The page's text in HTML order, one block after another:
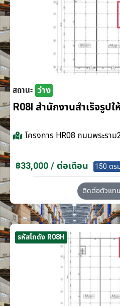
สถานะ ว่าง
R08I สำนักงานสำเร็จรูป
โครงการ HR08 ถนนพระราม
฿33,000 / ต่อเดือน 150 ตร
ติดต่อตัวแท
รหัสโกดัง R08H